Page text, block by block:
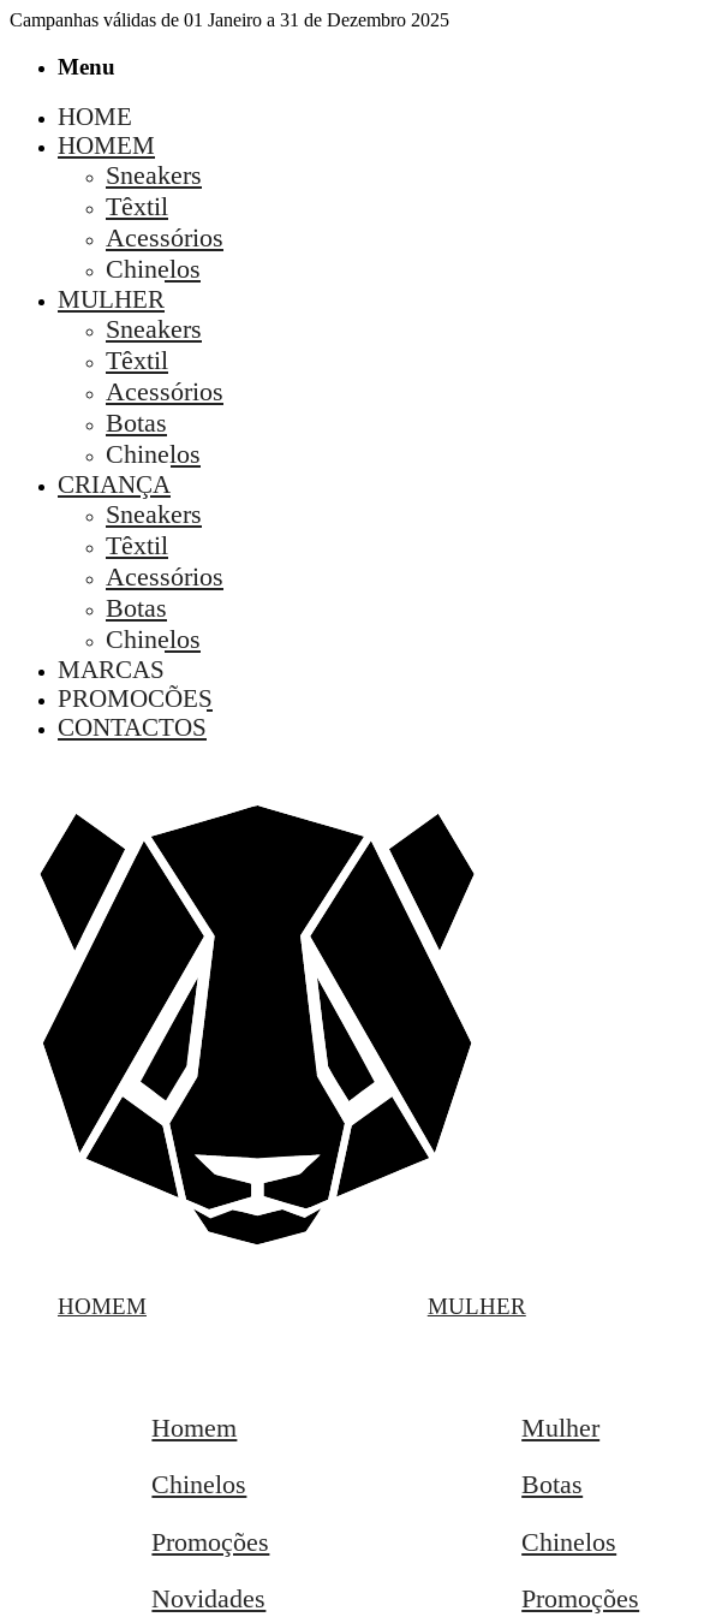
Campanhas válidas de 01 Janeiro a 31 de Dezembro 2025
Menu
HOME
HOMEM
Sneakers
Têxtil
Acessórios
Chinelos
MULHER
Sneakers
Têxtil
Acessórios
Botas
Chinelos
CRIANÇA
Sneakers
Têxtil
Acessórios
Botas
Chinelos
MARCAS
PROMOÇÕES
CONTACTOS
HOMEM
Homem
Chinelos
Promoções
Novidades
MULHER
Mulher
Botas
Chinelos
Promoções